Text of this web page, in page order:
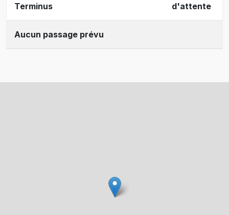
Terminus
d'attente
Aucun passage prévu